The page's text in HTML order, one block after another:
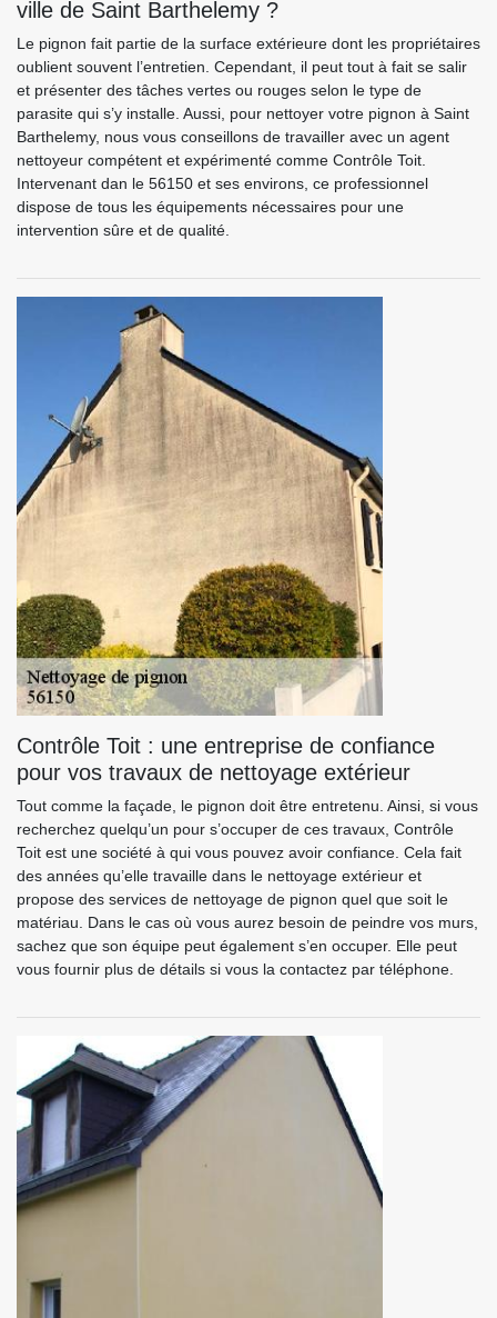
ville de Saint Barthelemy ?
Le pignon fait partie de la surface extérieure dont les propriétaires
oublient souvent l’entretien. Cependant, il peut tout à fait se salir
et présenter des tâches vertes ou rouges selon le type de
parasite qui s’y installe. Aussi, pour nettoyer votre pignon à Saint
Barthelemy, nous vous conseillons de travailler avec un agent
nettoyeur compétent et expérimenté comme Contrôle Toit.
Intervenant dan le 56150 et ses environs, ce professionnel
dispose de tous les équipements nécessaires pour une
intervention sûre et de qualité.
Contrôle Toit : une entreprise de confiance
pour vos travaux de nettoyage extérieur
Tout comme la façade, le pignon doit être entretenu. Ainsi, si vous
recherchez quelqu’un pour s’occuper de ces travaux, Contrôle
Toit est une société à qui vous pouvez avoir confiance. Cela fait
des années qu’elle travaille dans le nettoyage extérieur et
propose des services de nettoyage de pignon quel que soit le
matériau. Dans le cas où vous aurez besoin de peindre vos murs,
sachez que son équipe peut également s’en occuper. Elle peut
vous fournir plus de détails si vous la contactez par téléphone.